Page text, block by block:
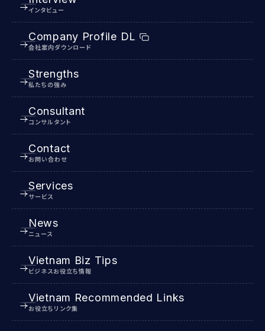
インタビュー
Company Profile DL
会社案内ダウンロード
Strengths
私たちの強み
Consultant
コンサルタント
Contact
お問い合わせ
Services
サービス
News
ニュース
Vietnam Biz Tips
ビジネスお役立ち情報
Vietnam Recommended Links
お役立ちリンク集